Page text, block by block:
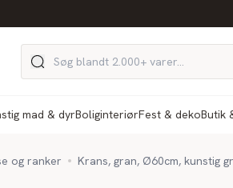
mad & dyrBoliginteriørFest & dekoButik
og ranker Krans, gran, Ø60cm, kunstig